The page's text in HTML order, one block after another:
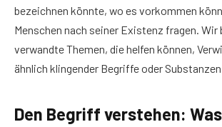
bezeichnen könnte, wo es vorkommen
Menschen nach seiner Existenz fragen. Wir
verwandte Themen, die helfen können,
ähnlich klingender Begriffe oder
Den Begriff verstehen: